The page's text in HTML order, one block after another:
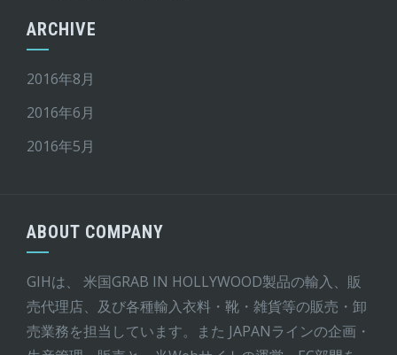
ARCHIVE
2016年8月
2016年6月
2016年5月
ABOUT COMPANY
GIHは、 米国GRAB IN HOLLYWOOD製品の輸入、販
売代理店、及び各種輸入衣料・靴・雑貨等の販売・卸
売業務を担当しています。また JAPANラインの企画・